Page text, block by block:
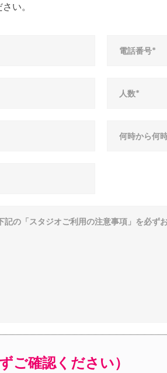
い。
ご確認ください）